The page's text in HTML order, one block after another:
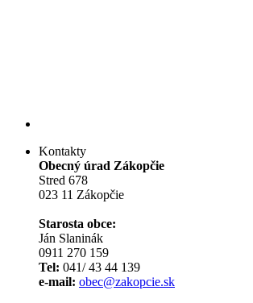
Kontakty
Obecný úrad Zákopčie
Stred 678
023 11 Zákopčie
Starosta obce:
Ján Slaninák
0911 270 159
Tel: 041/ 43 44 139
e-mail: obec@zakopcie.sk